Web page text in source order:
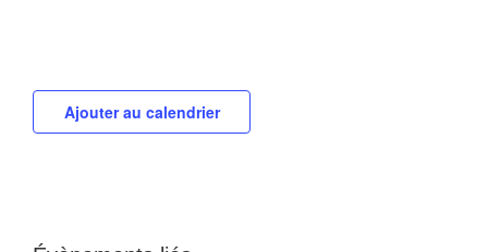
Ajouter au calendrier